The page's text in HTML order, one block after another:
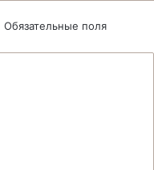
Обязательные поля